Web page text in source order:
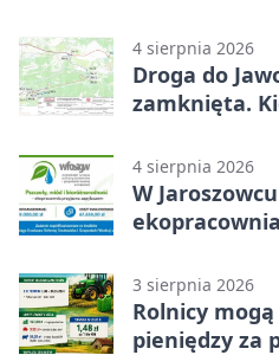
4 sierpnia 2026
Droga do
zamknięta.
4 sierpnia 2026
W
3 sierpnia 2026
Rolnicy
pieniędzy za